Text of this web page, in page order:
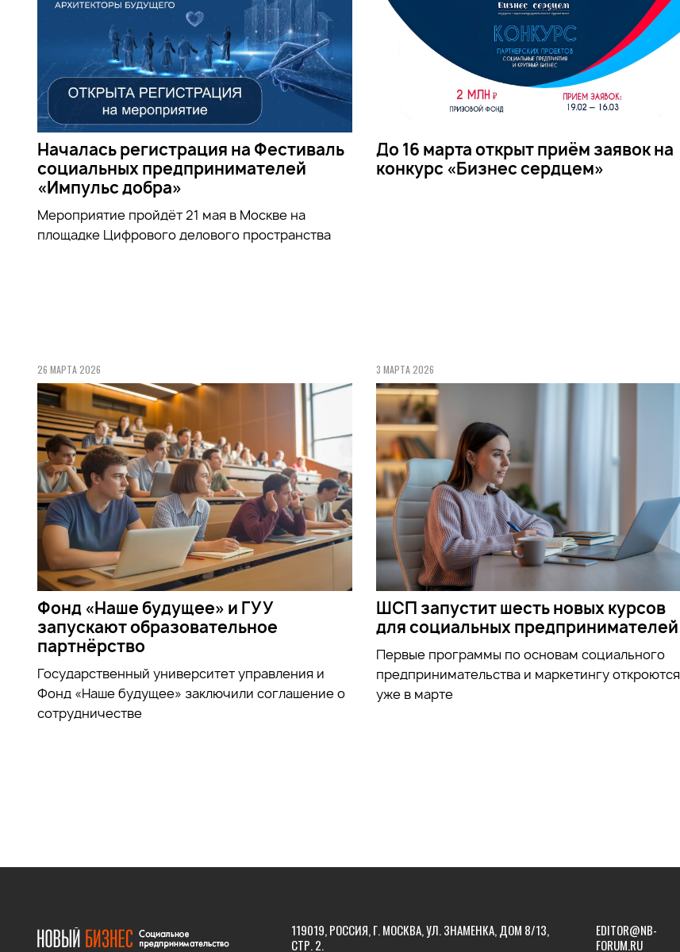
Началась регистрация на Фестиваль
социальных предпринимателей
«Импульс добра»
Мероприятие пройдёт 21 мая в Москве на
площадке Цифрового делового пространства
До 16 марта открыт приём заявок на
конкурс «Бизнес сердцем»
26 МАРТА 2026
Фонд «Наше будущее» и ГУУ
запускают образовательное
партнёрство
Государственный университет управления и
Фонд «Наше будущее» заключили соглашение о
сотрудничестве
3 МАРТА 2026
ШСП запустит шесть новых курсов
для социальных предпринимателей
Первые программы по основам социального
предпринимательства и маркетингу откроются
уже в марте
119019, РОССИЯ, Г. МОСКВА, УЛ. ЗНАМЕНКА, ДОМ 8/13,
СТР. 2.
EDITOR@NB-
FORUM.RU